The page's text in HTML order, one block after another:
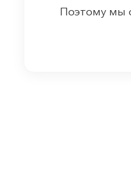
Поэтому мы